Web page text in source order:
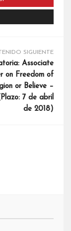
SIGUIENTE
Associate
on Freedom of
or Believe –
7 de abril
de 2018)